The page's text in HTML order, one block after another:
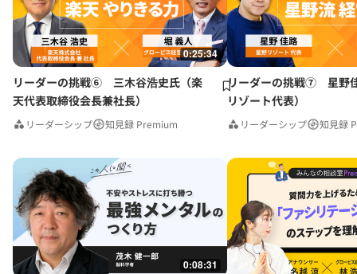
0:25:34
リーダーの挑戦⑥ 三木谷浩史氏（楽
天代表取締役会長兼社長）
リーダーシップ 知見録 Premium
リーダーの挑戦⑦ 星野
リゾート代表）
リーダーシップ 知見録
0:08:31